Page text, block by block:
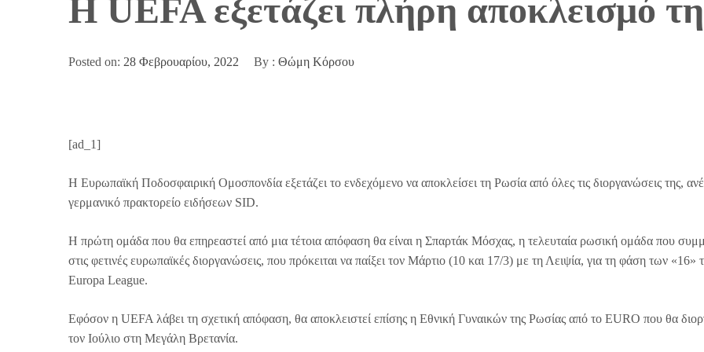
Η UEFA εξετάζει πλήρη αποκλεισμό
Posted on: 28 Φεβρουαρίου, 2022 By : Θώμη Κόρσου
[ad_1]
Η Ευρωπαϊκή Ποδοσφαιρική Ομοσπονδία εξετάζει το ενδεχόμενο να αποκλείσει τη Ρωσία από όλες τις διοργανώσεις της,
γερμανικό πρακτορείο ειδήσεων SID.
Η πρώτη ομάδα που θα επηρεαστεί από μια τέτοια απόφαση θα είναι η Σπαρτάκ Μόσχας, η τελευταία ρωσική ομάδα που
στις φετινές ευρωπαϊκές διοργανώσεις, που πρόκειται να παίξει τον Μάρτιο (10 και 17/3) με τη Λειψία, για τη φάση των «16»
Europa League.
Εφόσον η UEFA λάβει τη σχετική απόφαση, θα αποκλειστεί επίσης η Εθνική Γυναικών της Ρωσίας από το EURO που θα
τον Ιούλιο στη Μεγάλη Βρετανία.